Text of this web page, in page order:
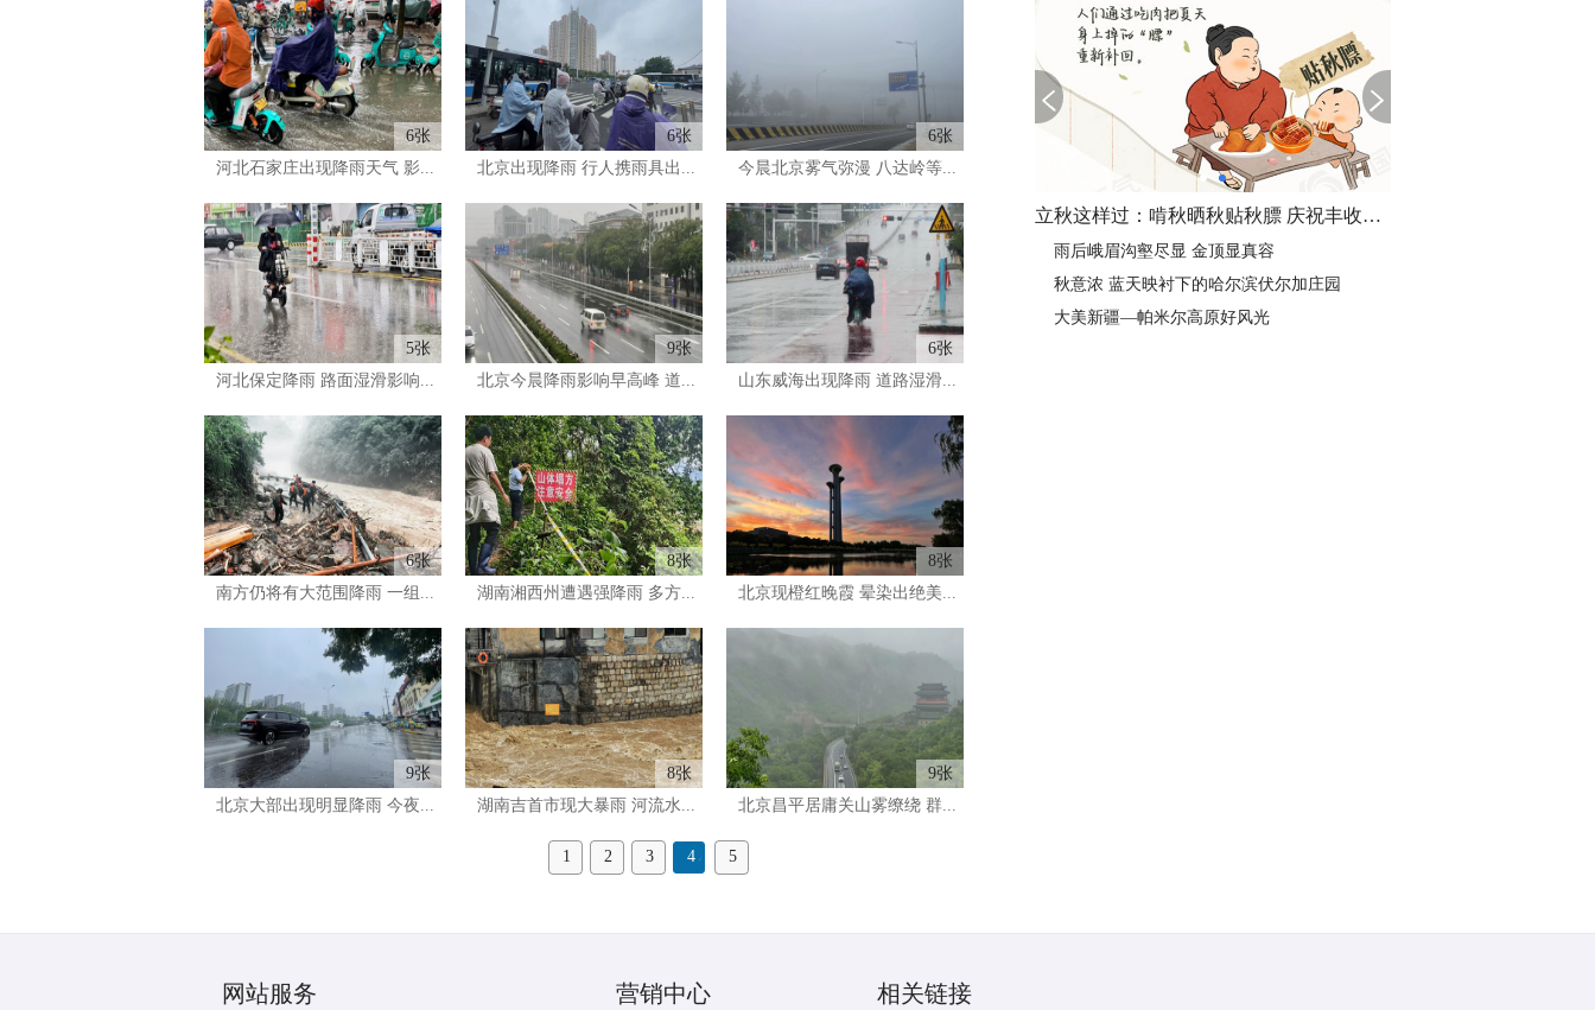
6张
河北石家庄出现降雨天气 影...
6张
北京出现降雨 行人携雨具出...
6张
今晨北京雾气弥漫 八达岭等...
5张
河北保定降雨 路面湿滑影响...
9张
北京今晨降雨影响早高峰 道...
6张
山东威海出现降雨 道路湿滑...
6张
南方仍将有大范围降雨 一组...
8张
湖南湘西州遭遇强降雨 多方...
8张
北京现橙红晚霞 晕染出绝美...
9张
北京大部出现明显降雨 今夜...
8张
湖南吉首市现大暴雨 河流水...
9张
北京昌平居庸关山雾缭绕 群...
1 2 3 4 5
立秋这样过：啃秋晒秋贴秋膘 庆祝丰收迎秋来
雨后峨眉沟壑尽显 金顶显真容
秋意浓 蓝天映衬下的哈尔滨伏尔加庄园
大美新疆—帕米尔高原好风光
网站服务 营销中心 相关链接